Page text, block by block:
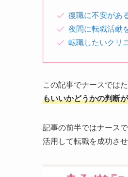
復職に不安があ
夜間に転職活動
転職したいクリ
この記事でナースでは
もいいかどうかの判断
記事の前半ではナース
活用して転職を成功さ